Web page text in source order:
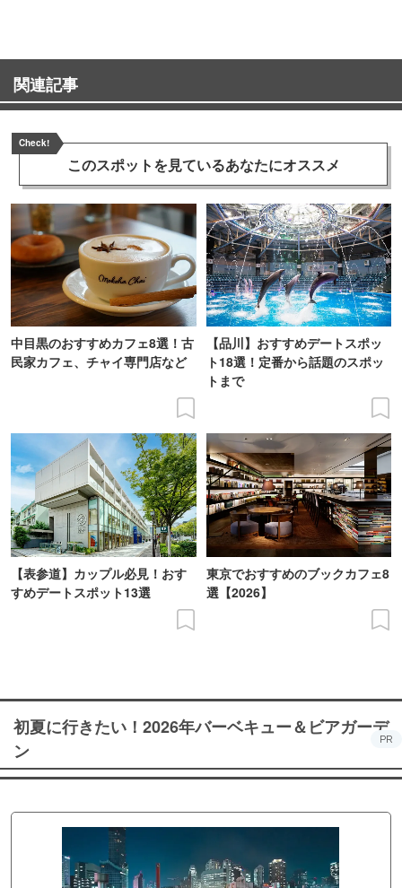
関連記事
Check!
このスポットを見ているあなたにオススメ
中目黒のおすすめカフェ8選！古
民家カフェ、チャイ専門店など
【品川】おすすめデートスポッ
ト18選！定番から話題のスポッ
トまで
【表参道】カップル必見！おす
すめデートスポット13選
東京でおすすめのブックカフェ8
選【2026】
初夏に行きたい！2026年バーベキュー＆ビアガーデ
ン
PR